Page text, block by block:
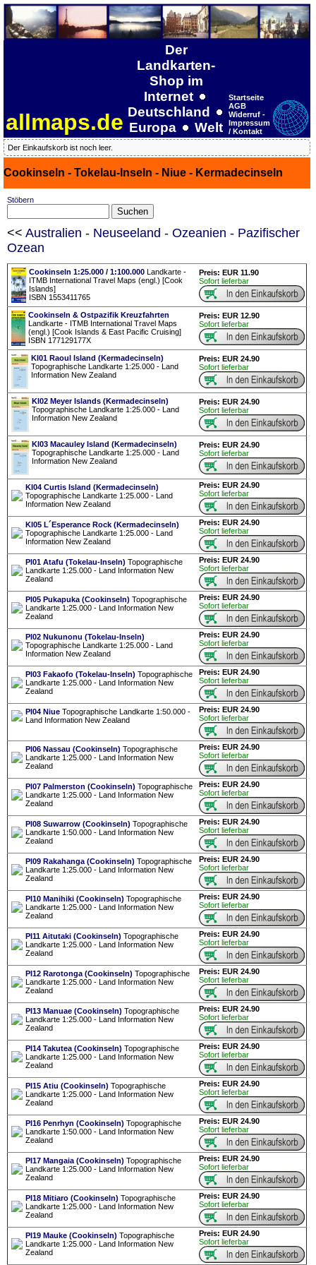
allmaps.de
Der
Landkarten-
Shop im
Internet
Deutschland
Europa
Welt
Startseite
AGB
Widerruf -
Impressum
/ Kontakt
Der Einkaufskorb ist noch leer.
Cookinseln - Tokelau-Inseln - Niue - Kermadecinseln
Stöbern
<< Australien - Neuseeland - Ozeanien - Pazifischer
Ozean
Cookinseln 1:25.000 / 1:100.000 Landkarte -
ITMB International Travel Maps (engl.) [Cook
Islands]
ISBN 1553411765
Preis: EUR 11.90
Sofort lieferbar
Cookinseln & Ostpazifik Kreuzfahrten
Landkarte - ITMB International Travel Maps
(engl.) [Cook Islands & East Pacific Cruising]
ISBN 177129177X
Preis: EUR 12.90
Sofort lieferbar
KI01 Raoul Island (Kermadecinseln)
Topographische Landkarte 1:25.000 - Land
Information New Zealand
Preis: EUR 24.90
Sofort lieferbar
KI02 Meyer Islands (Kermadecinseln)
Topographische Landkarte 1:25.000 - Land
Information New Zealand
Preis: EUR 24.90
Sofort lieferbar
KI03 Macauley Island (Kermadecinseln)
Topographische Landkarte 1:25.000 - Land
Information New Zealand
Preis: EUR 24.90
Sofort lieferbar
KI04 Curtis Island (Kermadecinseln)
Topographische Landkarte 1:25.000 - Land
Information New Zealand
Preis: EUR 24.90
Sofort lieferbar
KI05 L´Esperance Rock (Kermadecinseln)
Topographische Landkarte 1:25.000 - Land
Information New Zealand
Preis: EUR 24.90
Sofort lieferbar
PI01 Atafu (Tokelau-Inseln) Topographische
Landkarte 1:25.000 - Land Information New
Zealand
Preis: EUR 24.90
Sofort lieferbar
PI05 Pukapuka (Cookinseln) Topographische
Landkarte 1:25.000 - Land Information New
Zealand
Preis: EUR 24.90
Sofort lieferbar
PI02 Nukunonu (Tokelau-Inseln)
Topographische Landkarte 1:25.000 - Land
Information New Zealand
Preis: EUR 24.90
Sofort lieferbar
PI03 Fakaofo (Tokelau-Inseln) Topographische
Landkarte 1:25.000 - Land Information New
Zealand
Preis: EUR 24.90
Sofort lieferbar
PI04 Niue Topographische Landkarte 1:50.000 -
Land Information New Zealand
Preis: EUR 24.90
Sofort lieferbar
PI06 Nassau (Cookinseln) Topographische
Landkarte 1:25.000 - Land Information New
Zealand
Preis: EUR 24.90
Sofort lieferbar
PI07 Palmerston (Cookinseln) Topographische
Landkarte 1:25.000 - Land Information New
Zealand
Preis: EUR 24.90
Sofort lieferbar
PI08 Suwarrow (Cookinseln) Topographische
Landkarte 1:50.000 - Land Information New
Zealand
Preis: EUR 24.90
Sofort lieferbar
PI09 Rakahanga (Cookinseln) Topographische
Landkarte 1:25.000 - Land Information New
Zealand
Preis: EUR 24.90
Sofort lieferbar
PI10 Manihiki (Cookinseln) Topographische
Landkarte 1:25.000 - Land Information New
Zealand
Preis: EUR 24.90
Sofort lieferbar
PI11 Aitutaki (Cookinseln) Topographische
Landkarte 1:25.000 - Land Information New
Zealand
Preis: EUR 24.90
Sofort lieferbar
PI12 Rarotonga (Cookinseln) Topographische
Landkarte 1:25.000 - Land Information New
Zealand
Preis: EUR 24.90
Sofort lieferbar
PI13 Manuae (Cookinseln) Topographische
Landkarte 1:25.000 - Land Information New
Zealand
Preis: EUR 24.90
Sofort lieferbar
PI14 Takutea (Cookinseln) Topographische
Landkarte 1:25.000 - Land Information New
Zealand
Preis: EUR 24.90
Sofort lieferbar
PI15 Atiu (Cookinseln) Topographische
Landkarte 1:25.000 - Land Information New
Zealand
Preis: EUR 24.90
Sofort lieferbar
PI16 Penrhyn (Cookinseln) Topographische
Landkarte 1:50.000 - Land Information New
Zealand
Preis: EUR 24.90
Sofort lieferbar
PI17 Mangaia (Cookinseln) Topographische
Landkarte 1:25.000 - Land Information New
Zealand
Preis: EUR 24.90
Sofort lieferbar
PI18 Mitiaro (Cookinseln) Topographische
Landkarte 1:25.000 - Land Information New
Zealand
Preis: EUR 24.90
Sofort lieferbar
PI19 Mauke (Cookinseln) Topographische
Landkarte 1:25.000 - Land Information New
Zealand
Preis: EUR 24.90
Sofort lieferbar